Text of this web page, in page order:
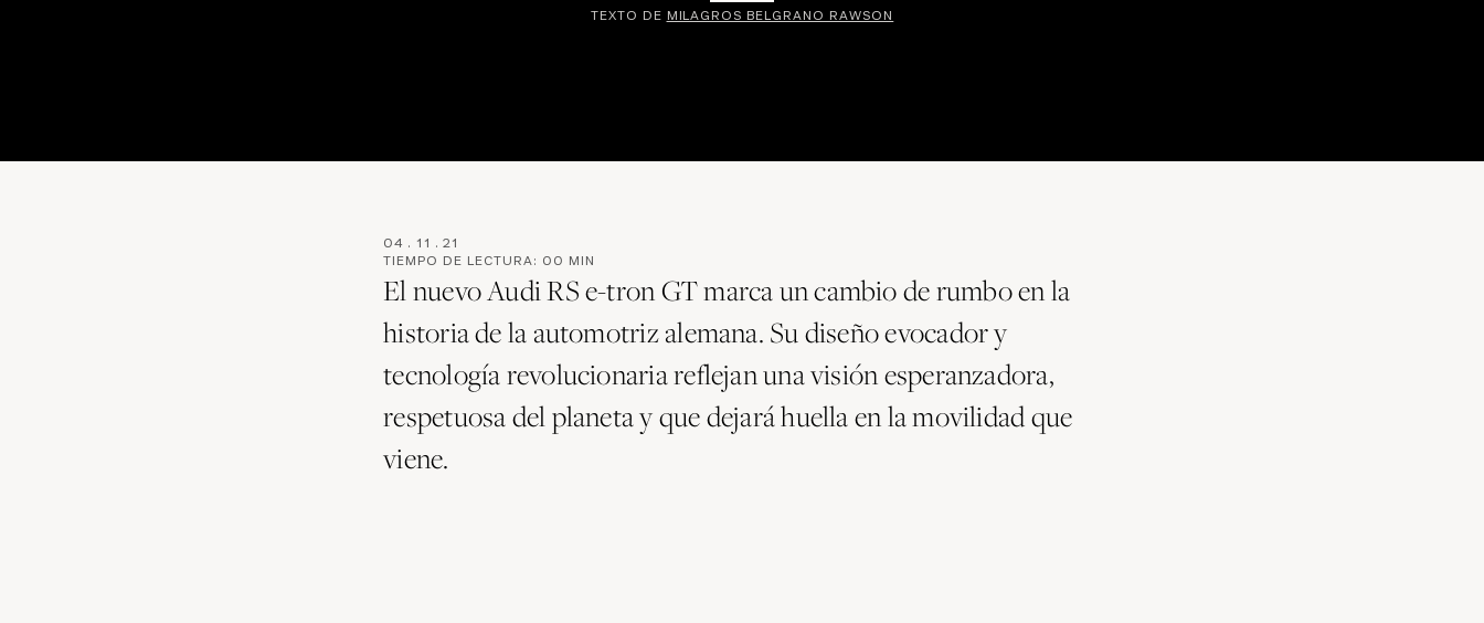
TEXTO DE MILAGROS BELGRANO RAWSON
04 . 11 . 21
TIEMPO DE LECTURA: 00 MIN
El nuevo Audi RS e-tron GT marca un cambio de rumbo en la
historia de la automotriz alemana. Su diseño evocador y
tecnología revolucionaria reflejan una visión esperanzadora,
respetuosa del planeta y que dejará huella en la movilidad que
viene.